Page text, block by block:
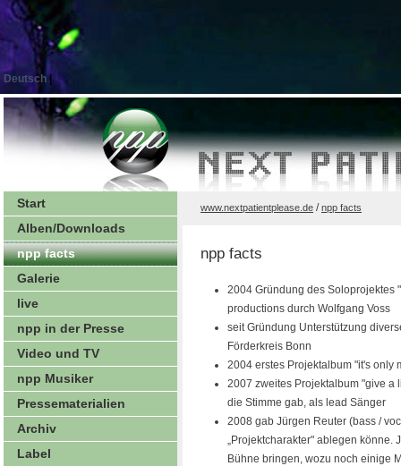
Deutsch|
Start
Alben/Downloads
npp facts
Galerie
live
npp in der Presse
Video und TV
npp Musiker
Pressematerialien
Archiv
Label
www.nextpatientplease.de /npp facts
npp facts
2004 Gründung des Soloprojektes
productions durch Wolfgang Voss
seit Gründung Unterstützung
Förderkreis Bonn
2004 erstes Projektalbum "it's only
2007 zweites Projektalbum "give a
die Stimme gab, als lead Sänger
2008 gab Jürgen Reuter (bass /
„Projektcharakter" ablegen könne.
Bühne bringen, wozu noch einige